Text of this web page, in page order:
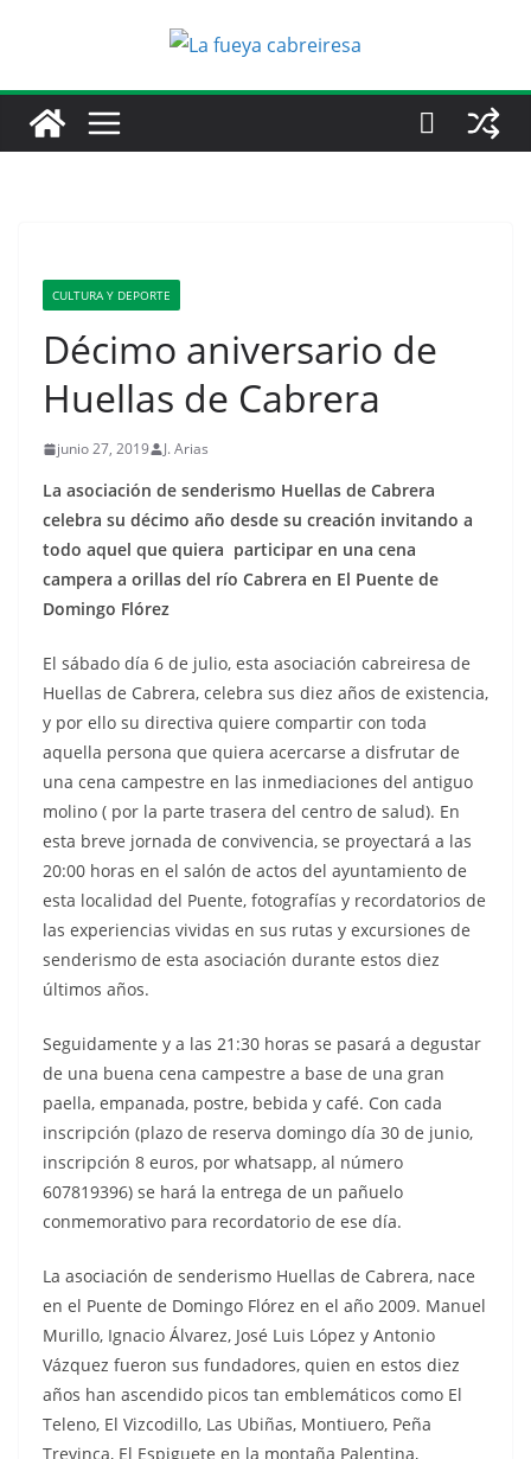
CULTURA Y DEPORTE
Décimo aniversario de
Huellas de Cabrera
junio 27, 2019 J. Arias
La asociación de senderismo Huellas de Cabrera
celebra su décimo año desde su creación invitando a
todo aquel que quiera participar en una cena
campera a orillas del río Cabrera en El Puente de
Domingo Flórez
El sábado día 6 de julio, esta asociación cabreiresa de
Huellas de Cabrera, celebra sus diez años de existencia,
y por ello su directiva quiere compartir con toda
aquella persona que quiera acercarse a disfrutar de
una cena campestre en las inmediaciones del antiguo
molino ( por la parte trasera del centro de salud). En
esta breve jornada de convivencia, se proyectará a las
20:00 horas en el salón de actos del ayuntamiento de
esta localidad del Puente, fotografías y recordatorios de
las experiencias vividas en sus rutas y excursiones de
senderismo de esta asociación durante estos diez
últimos años.
Seguidamente y a las 21:30 horas se pasará a degustar
de una buena cena campestre a base de una gran
paella, empanada, postre, bebida y café. Con cada
inscripción (plazo de reserva domingo día 30 de junio,
inscripción 8 euros, por whatsapp, al número
607819396) se hará la entrega de un pañuelo
conmemorativo para recordatorio de ese día.
La asociación de senderismo Huellas de Cabrera, nace
en el Puente de Domingo Flórez en el año 2009. Manuel
Murillo, Ignacio Álvarez, José Luis López y Antonio
Vázquez fueron sus fundadores, quien en estos diez
años han ascendido picos tan emblemáticos como El
Teleno, El Vizcodillo, Las Ubiñas, Montiuero, Peña
Trevinca, El Espiguete en la montaña Palentina,